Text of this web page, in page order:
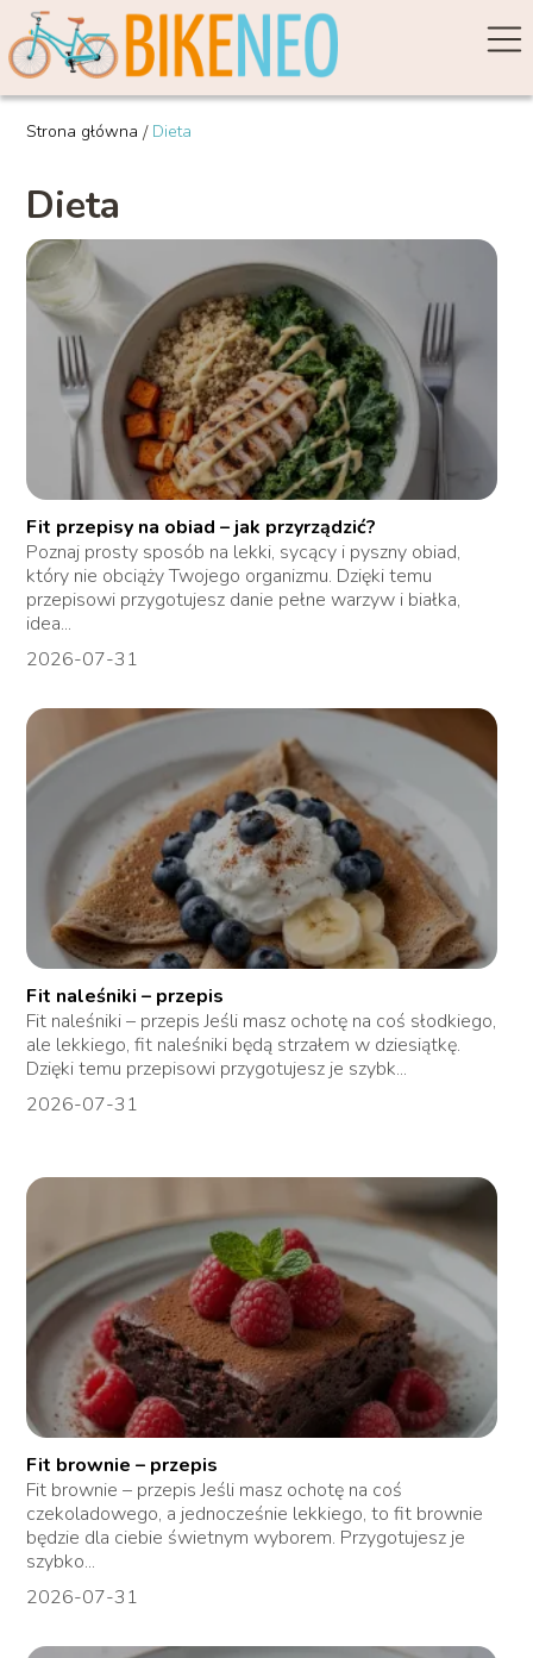
Strona główna / Dieta
Dieta
Fit przepisy na obiad – jak przyrządzić?
Poznaj prosty sposób na lekki, sycący i pyszny obiad,
który nie obciąży Twojego organizmu. Dzięki temu
przepisowi przygotujesz danie pełne warzyw i białka,
idea...
2026-07-31
Fit naleśniki – przepis
Fit naleśniki – przepis Jeśli masz ochotę na coś słodkiego,
ale lekkiego, fit naleśniki będą strzałem w dziesiątkę.
Dzięki temu przepisowi przygotujesz je szybk...
2026-07-31
Fit brownie – przepis
Fit brownie – przepis Jeśli masz ochotę na coś
czekoladowego, a jednocześnie lekkiego, to fit brownie
będzie dla ciebie świetnym wyborem. Przygotujesz je
szybko...
2026-07-31